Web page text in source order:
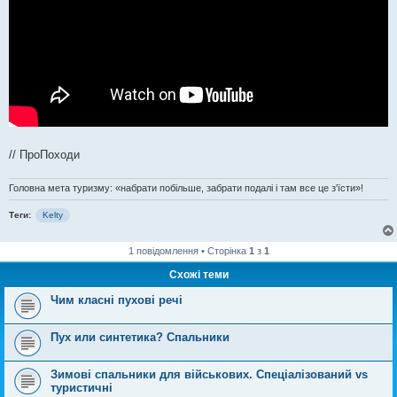
// ПроПоходи
Головна мета туризму: «набрати побільше, забрати подалі і там все це з'їсти»!
Теги: Kelty
1 повідомлення • Сторінка 1 з 1
Схожі теми
Чим класні пухові речі
Пух или синтетика? Спальники
Зимові спальники для військових. Спеціалізований vs
туристичні